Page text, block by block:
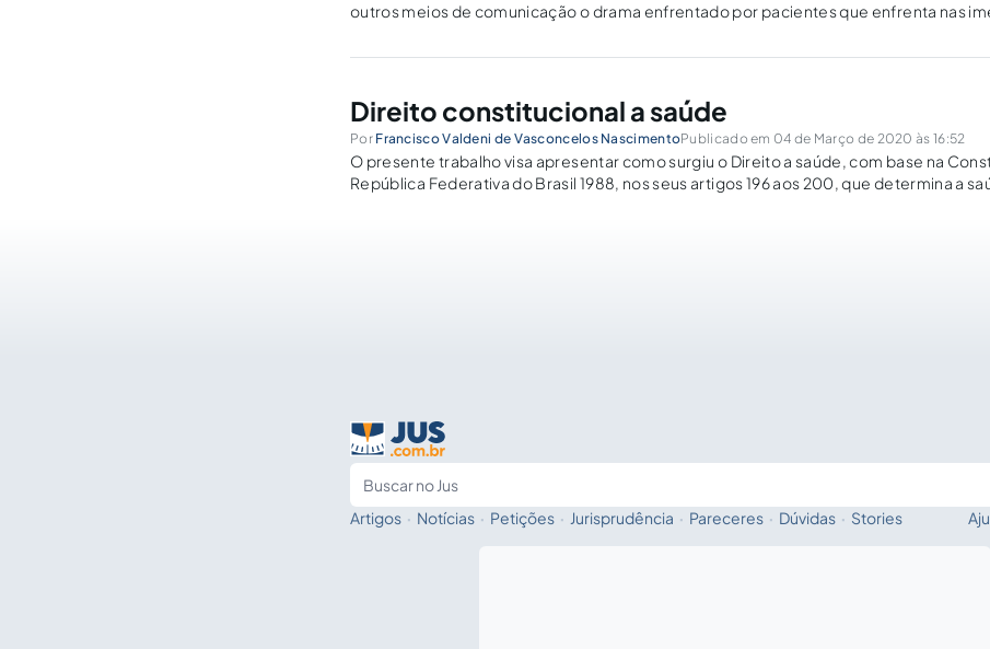
outros meios de comunicação o drama enfrentado por pacientes que enfrenta nas
Direito constitucional a saúde
Por Francisco Valdeni de Vasconcelos NascimentoPublicado em 04 de Março de 2020 às 16:52
O presente trabalho visa apresentar como surgiu o Direito a saúde, com base na
República Federativa do Brasil 1988, nos seus artigos 196 aos 200, que determina a
Artigos · Notícias · Petições · Jurisprudência · Pareceres · Dúvidas · Stories